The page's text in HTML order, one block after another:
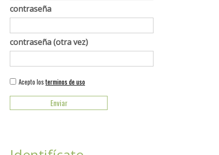
contraseña
contraseña (otra vez)
Acepto los terminos de uso